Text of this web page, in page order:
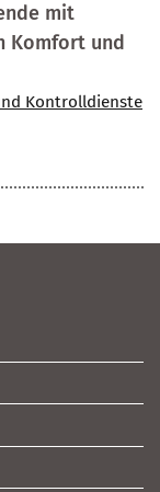
mit
Komfort und
Kontrolldienste